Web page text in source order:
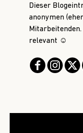
Dieser
anonymen
relevant ☺️